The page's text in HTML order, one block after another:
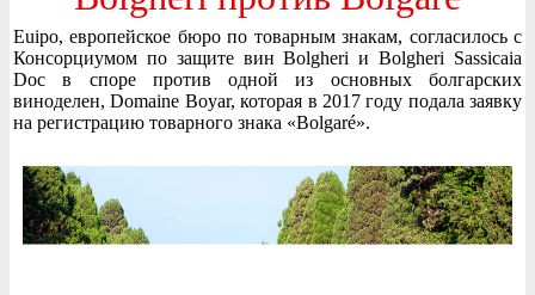
Euipo, европейское бюро по товарным знакам, согласилось с
Консорциумом по защите вин Bolgheri и Bolgheri Sassicaia
Doc в споре против одной из основных болгарских
виноделен, Domaine Boyar, которая в 2017 году подала заявку
на регистрацию товарного знака «Bolgaré».